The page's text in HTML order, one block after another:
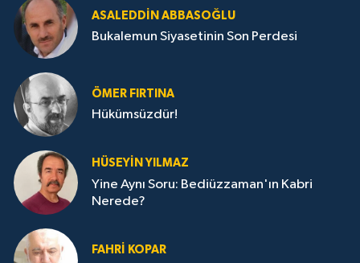
ASALEDDIN ABBASOĞLU
Bukalemun Siyasetinin Son Perdesi
ÖMER FIRTINA
Hükümsüzdür!
HÜSEYIN YILMAZ
Yine Aynı Soru: Bediüzzaman'ın Kabri
Nerede?
FAHRI KOPAR